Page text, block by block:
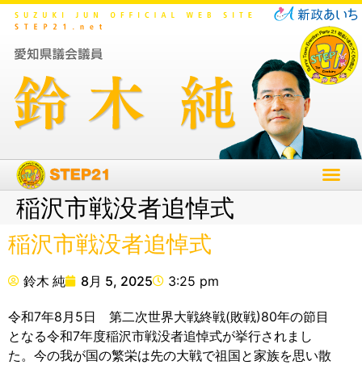
稲沢市戦没者追悼式
稲沢市戦没者追悼式
鈴木 純 8月 5, 2025 3:25 pm
令和7年8月5日 第二次世界大戦終戦(敗戦)80年の節目
となる令和7年度稲沢市戦没者追悼式が挙行されまし
た。今の我が国の繁栄は先の大戦で祖国と家族を思い散